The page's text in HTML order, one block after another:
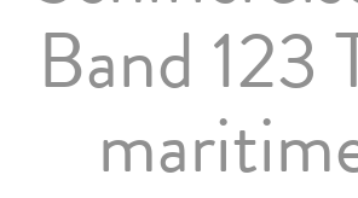
Band 123